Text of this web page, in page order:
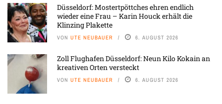
Düsseldorf: Mostertpöttches ehren endlich
wieder eine Frau – Karin Houck erhält die
Klinzing Plakette
VON UTE NEUBAUER 6. AUGUST 2026
Zoll Flughafen Düsseldorf: Neun Kilo Kokain an
kreativen Orten versteckt
VON UTE NEUBAUER 6. AUGUST 2026